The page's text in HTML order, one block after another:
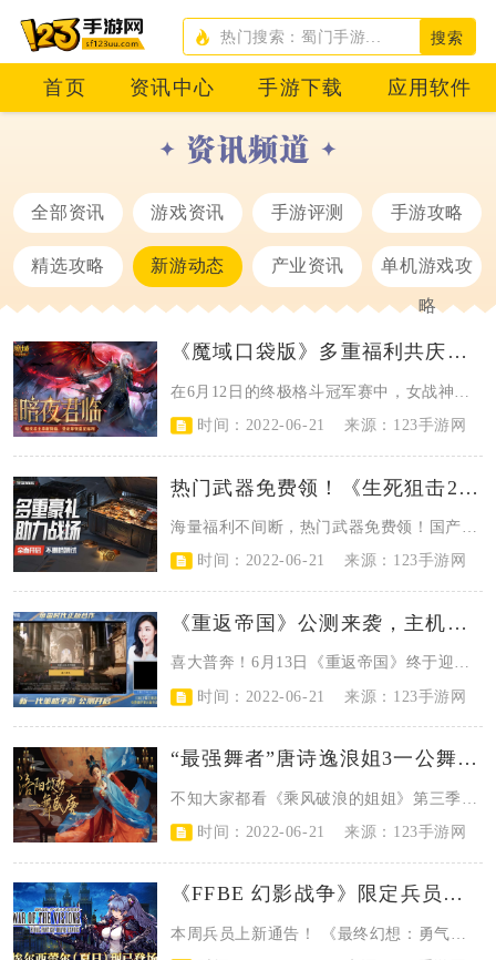
搜索
首页 资讯中心 手游下载 应用软件
全部资讯 游戏资讯 手游评测 手游攻略
精选攻略 新游动态 产业资讯 单机游戏攻
略
《魔域口袋版》多重福利共庆全新资料片 欧皇锦鲤大奖等你来赢
时间：2022-06-21
来源：123手游网
热门武器免费领！《生死狙击2》多重豪礼享不停
​海量福利不间断，热门武器免费领！国产次世代畅爽射击网游《生死狙击2》已全面...
时间：2022-06-21
来源：123手游网
《重返帝国》公测来袭，主机一姐女流66首发体验
​喜大普奔！6月13日《重返帝国》终于迎来了全平台公测~为了答谢诸位《帝国时...
时间：2022-06-21
来源：123手游网
“最强舞者”唐诗逸浪姐3一公舞台表现惊艳，曾在绝对演绎cos大唐公主火出圈
时间：2022-06-21
来源：123手游网
《FFBE 幻影战争》限定兵员埃尔西蕾尔（夏日）现已登场！